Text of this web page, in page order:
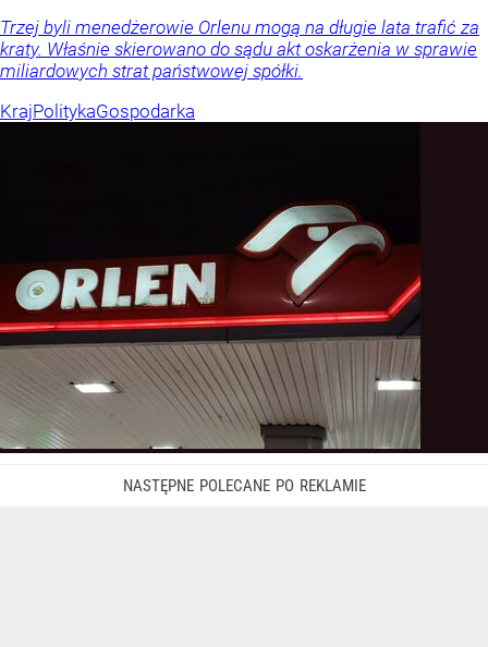
Trzej byli menedżerowie Orlenu mogą na długie lata trafić za
kraty. Właśnie skierowano do sądu akt oskarżenia w sprawie
miliardowych strat państwowej spółki.
KrajPolitykaGospodarka